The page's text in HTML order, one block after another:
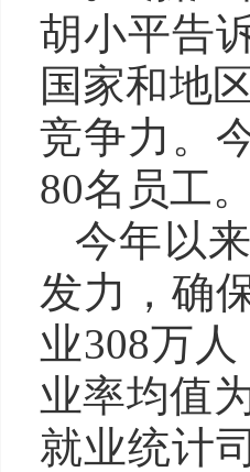
胡小平告
国家和地
竞争力。
80名员工
今年以
发力，确
业308万
业率均值
就业统计